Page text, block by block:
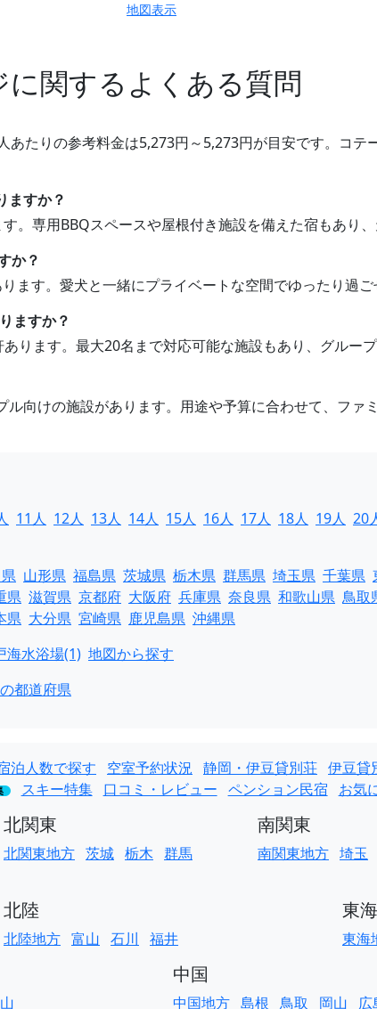
地図表示
関するよくある質問
たりの参考料金は5,273円～5,273円が目安です。コ
ますか？
。専用BBQスペースや屋根付き施設を備えた宿もあり、
か？
ます。愛犬と一緒にプライベートな空間でゆったり過ご
ますか？
ります。最大20名まで対応可能な施設もあり、グルー
向けの施設があります。用途や予算に合わせて、ファ
11人 12人 13人 14人 15人 16人 17人 18人 19人 20
山形県 福島県 茨城県 栃木県 群馬県 埼玉県 千葉県
県 滋賀県 京都府 大阪府 兵庫県 奈良県 和歌山県 鳥取
県 大分県 宮崎県 鹿児島県 沖縄県
海水浴場(1) 地図から探す
都道府県
泊人数で探す 空室予約状況 静岡・伊豆貸別荘 伊豆貸
スキー特集 口コミ・レビュー ペンション民宿 お気
北関東
北関東地方 茨城 栃木 群馬
南関東
南関東地方 埼玉
北陸
北陸地方 富山 石川 福井
東海
東海
中国
中国地方 島根 鳥取 岡山 広